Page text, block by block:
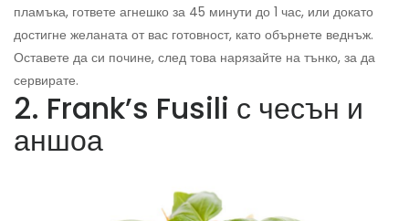
пламъка, гответе агнешко за 45 минути до 1 час, или докато
достигне желаната от вас готовност, като обърнете веднъж.
Оставете да си почине, след това нарязайте на тънко, за да
сервирате.
2. Frank’s Fusili с чесън и
аншоа